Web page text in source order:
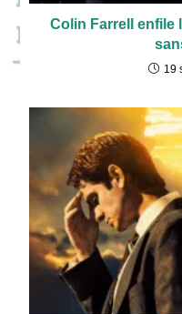
Colin Farrell enfile
19